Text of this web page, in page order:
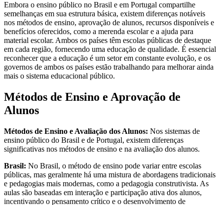
Embora o ensino público no Brasil e em Portugal compartilhe
semelhanças em sua estrutura básica, existem diferenças notáveis
nos métodos de ensino, aprovação de alunos, recursos disponíveis e
benefícios oferecidos, como a merenda escolar e a ajuda para
material escolar. Ambos os países têm escolas públicas de destaque
em cada região, fornecendo uma educação de qualidade. É essencial
reconhecer que a educação é um setor em constante evolução, e os
governos de ambos os países estão trabalhando para melhorar ainda
mais o sistema educacional público.
Métodos de Ensino e Aprovação de
Alunos
Métodos de Ensino e Avaliação dos Alunos: Nos sistemas de
ensino público do Brasil e de Portugal, existem diferenças
significativas nos métodos de ensino e na avaliação dos alunos.
Brasil: No Brasil, o método de ensino pode variar entre escolas
públicas, mas geralmente há uma mistura de abordagens tradicionais
e pedagogias mais modernas, como a pedagogia construtivista. As
aulas são baseadas em interação e participação ativa dos alunos,
incentivando o pensamento crítico e o desenvolvimento de